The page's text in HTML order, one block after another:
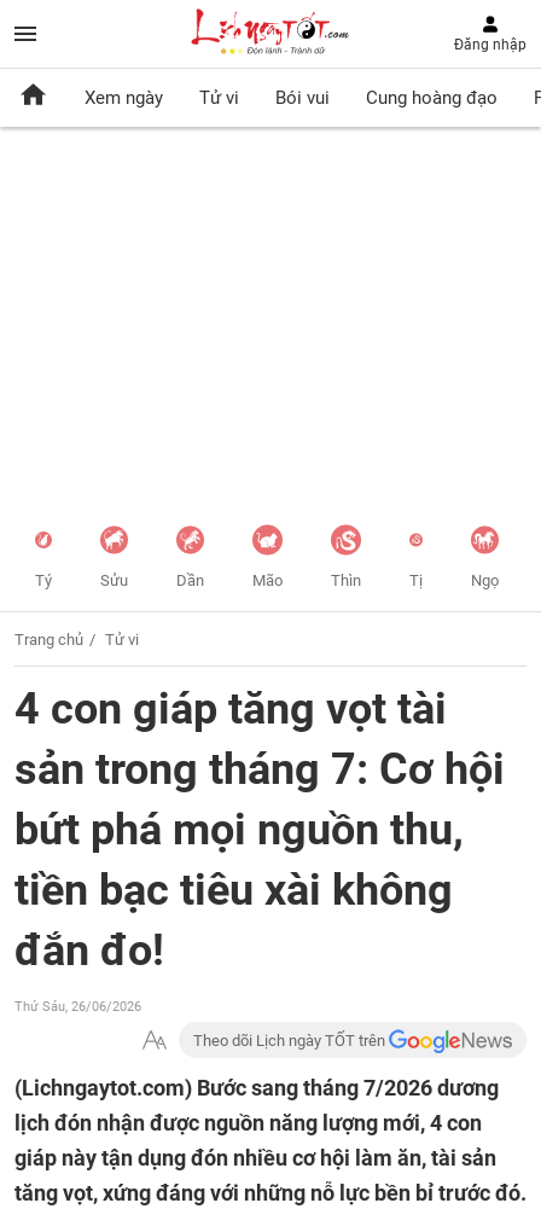
Đăng nhập
Xem ngày Tử vi Bói vui Cung hoàng đạo
Tý Sửu Dần Mão Thìn Tị Ngọ
Trang chủ Tử vi
4 con giáp tăng vọt tài
sản trong tháng 7: Cơ hội
bứt phá mọi nguồn thu,
tiền bạc tiêu xài không
đắn đo!
Thứ Sáu, 26/06/2026
Theo dõi Lịch ngày TỐT trên
(Lichngaytot.com) Bước sang tháng 7/2026 dương
lịch đón nhận được nguồn năng lượng mới, 4 con
giáp này tận dụng đón nhiều cơ hội làm ăn, tài sản
tăng vọt, xứng đáng với những nỗ lực bền bỉ trước đó.